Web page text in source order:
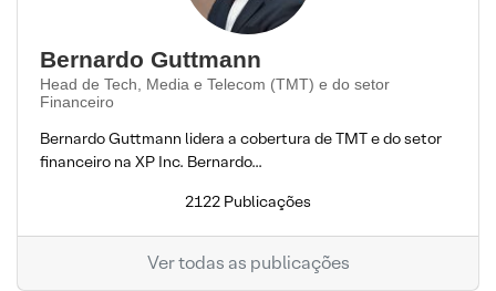
Bernardo Guttmann
Head de Tech, Media e Telecom (TMT) e do setor
Financeiro
Bernardo Guttmann lidera a cobertura de TMT e do setor
financeiro na XP Inc. Bernardo...
2122 Publicações
Ver todas as publicações